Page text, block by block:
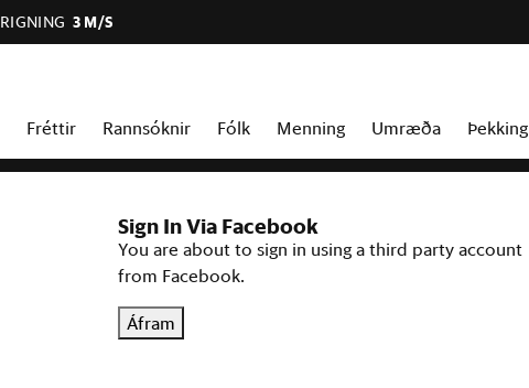
RIGNING 3 M/S
Fréttir Rannsóknir Fólk Menning Umræða Þekking
Sign In Via Facebook
You are about to sign in using a third party account
from Facebook.
Áfram